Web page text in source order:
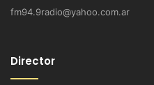
fm94.9radio@yahoo.com.ar
Director